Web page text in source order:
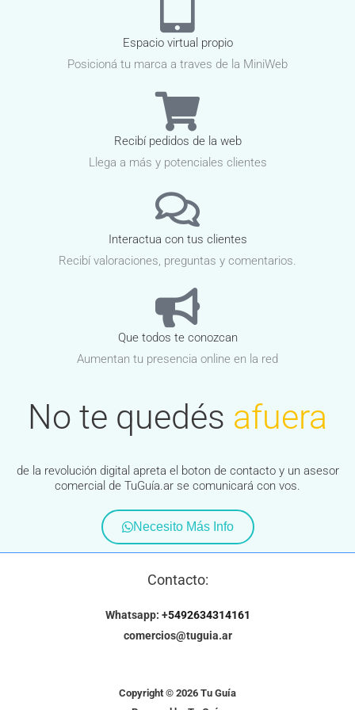
Espacio virtual propio
Posicioná tu marca a traves de la MiniWeb
Recibí pedidos de la web
Llega a más y potenciales clientes
Interactua con tus clientes
Recibí valoraciones, preguntas y comentarios.
Que todos te conozcan
Aumentan tu presencia online en la red
No te quedés afuera
de la revolución digital apreta el boton de contacto y un asesor
comercial de TuGuía.ar se comunicará con vos.
Necesito Más Info
Contacto:
Whatsapp: +5492634314161
comercios@tuguia.ar
Copyright © 2026 Tu Guía